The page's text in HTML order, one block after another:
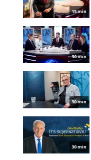
15 min
30 min
30 min
30 min